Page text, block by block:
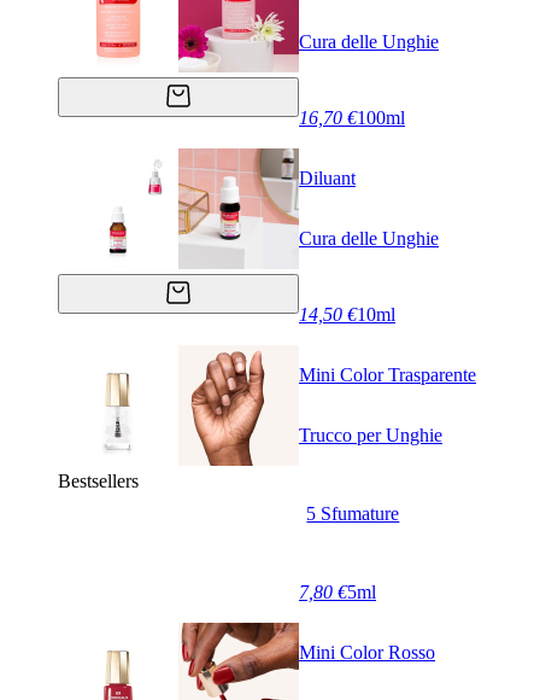
Cura delle Unghie
16,70 €100ml
Diluant
Cura delle Unghie
14,50 €10ml
Bestsellers
Mini Color Trasparente
Trucco per Unghie
5 Sfumature
7,80 €5ml
Mini Color Rosso